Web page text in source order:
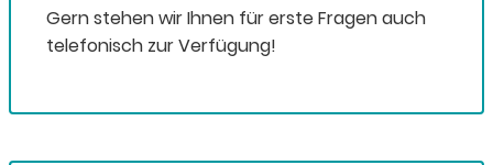
Gern stehen wir Ihnen für erste Fragen auch
telefonisch zur Verfügung!